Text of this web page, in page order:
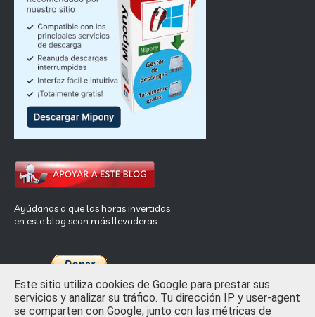
Ayúdanos a que las horas invertidas
en este blog sean más llevaderas
Este sitio utiliza cookies de Google para prestar sus
servicios y analizar su tráfico. Tu dirección IP y user-agent
se comparten con Google, junto con las métricas de